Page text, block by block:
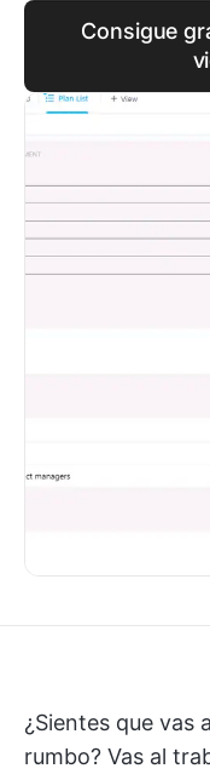
Consigue
¿Sientes que vas
rumbo? Vas al